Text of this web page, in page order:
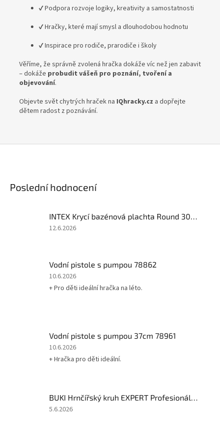
✔️ Podpora rozvoje logiky, kreativity a samostatnosti
✔️ Hračky, které mají smysl a dlouhodobou hodnotu
✔️ Inspirace pro rodiče, prarodiče i školy
Věříme, že správně zvolená hračka dokáže víc než jen zabavit
– dokáže probudit vášeň pro poznání, tvoření a
objevování.
Objevte svět chytrých hraček na IQhracky.cz a dopřejte
dětem radost z poznávání.
Poslední hodnocení
INTEX Krycí bazénová plachta Round 305cm 28030
Hodnocení
z
5
hvězdiček.
12.6.2026
Vodní pistole s pumpou 78862
Hodnocení
produktu
hvězdiček.
10.6.2026
+ Pro děti ideální hračka na léto.
Vodní pistole s pumpou 37cm 78961
Hodnocení
produktu
5
hvězdiček.
10.6.2026
+ Hračka pro děti ideální.
BUKI Hrnčířský kruh EXPERT Profesionální studio
Hodnocení
5.6.2026